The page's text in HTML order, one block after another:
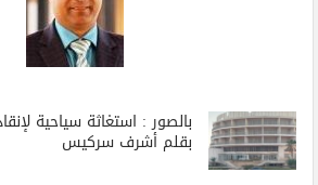
بالصور : استغاثة سياحية
بقلم أشرف سركيس